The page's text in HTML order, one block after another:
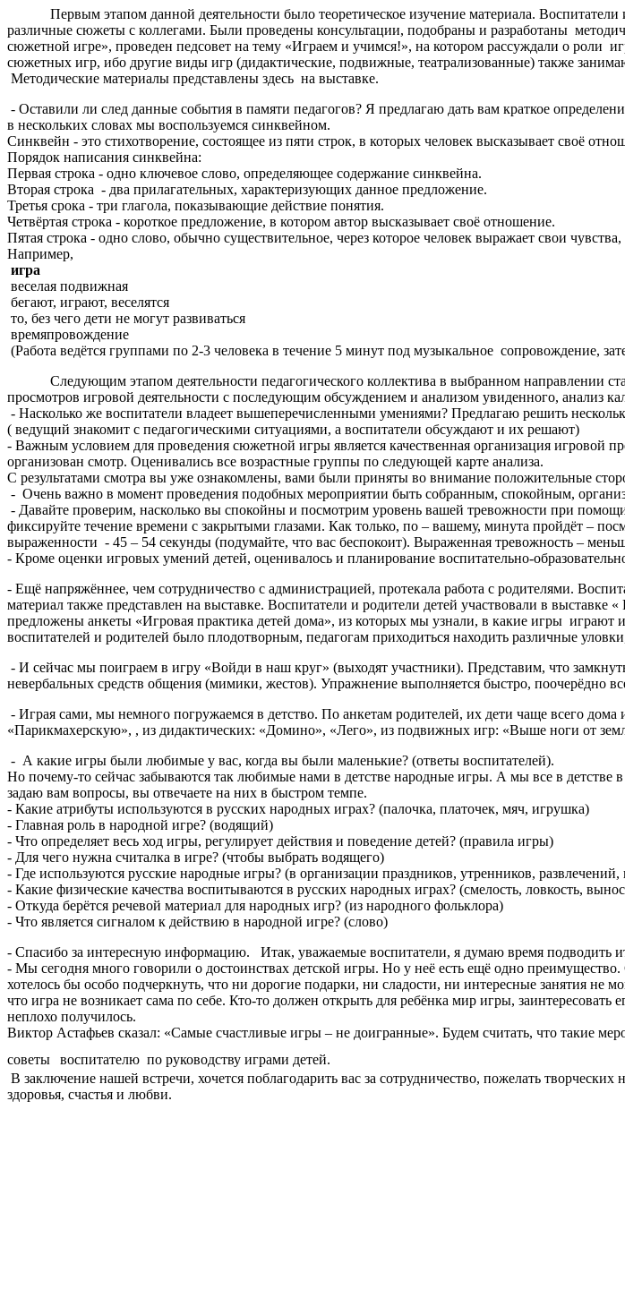
Первым этапом данной деятельности было теоретическое изучение материала. Воспитатели
различные сюжеты с коллегами. Были проведены консультации, подобраны и разработаны
сюжетной игре», проведен педсовет на тему «Играем и учимся!», на котором рассуждали о роли
сюжетных игр, ибо другие виды игр (дидактические, подвижные, театрализованные) также
Методические материалы представлены здесь на выставке.
- Оставили ли след данные события в памяти педагогов? Я предлагаю дать вам краткое
в нескольких словах мы воспользуемся синквейном.
Синквейн - это стихотворение, состоящее из пяти строк, в которых человек высказывает своё
Порядок написания синквейна:
Первая строка - одно ключевое слово, определяющее содержание синквейна.
Вторая строка - два прилагательных, характеризующих данное предложение.
Третья срока - три глагола, показывающие действие понятия.
Четвёртая строка - короткое предложение, в котором автор высказывает своё отношение.
Пятая строка - одно слово, обычно существительное, через которое человек выражает свои
Например,
игра
веселая подвижная
бегают, играют, веселятся
то, без чего дети не могут развиваться
времяпровождение
(Работа ведётся группами по 2-3 человека в течение 5 минут под музыкальное сопровождение,
Следующим этапом деятельности педагогического коллектива в выбранном направлении
просмотров игровой деятельности с последующим обсуждением и анализом увиденного, анализ
- Насколько же воспитатели владеет вышеперечисленными умениями? Предлагаю решить
( ведущий знакомит с педагогическими ситуациями, а воспитатели обсуждают и их решают)
- Важным условием для проведения сюжетной игры является качественная организация игровой
организован смотр. Оценивались все возрастные группы по следующей карте анализа.
С результатами смотра вы уже ознакомлены, вами были приняты во внимание положительные
- Очень важно в момент проведения подобных мероприятии быть собранным, спокойным,
- Давайте проверим, насколько вы спокойны и посмотрим уровень вашей тревожности при
фиксируйте течение времени с закрытыми глазами. Как только, по – вашему, минута пройдёт –
выраженности - 45 – 54 секунды (подумайте, что вас беспокоит). Выраженная тревожность –
- Кроме оценки игровых умений детей, оценивалось и планирование воспитательно-
- Ещё напряжённее, чем сотрудничество с администрацией, протекала работа с родителями.
материал также представлен на выставке. Воспитатели и родители детей участвовали в
предложены анкеты «Игровая практика детей дома», из которых мы узнали, в какие игры играют
воспитателей и родителей было плодотворным, педагогам приходиться находить различные
- И сейчас мы поиграем в игру «Войди в наш круг» (выходят участники). Представим, что
невербальных средств общения (мимики, жестов). Упражнение выполняется быстро, поочерёдно
- Играя сами, мы немного погружаемся в детство. По анкетам родителей, их дети чаще всего
«Парикмахерскую», , из дидактических: «Домино», «Лего», из подвижных игр: «Выше ноги от
- А какие игры были любимые у вас, когда вы были маленькие? (ответы воспитателей).
Но почему-то сейчас забываются так любимые нами в детстве народные игры. А мы все в
задаю вам вопросы, вы отвечаете на них в быстром темпе.
- Какие атрибуты используются в русских народных играх? (палочка, платочек, мяч, игрушка)
- Главная роль в народной игре? (водящий)
- Что определяет весь ход игры, регулирует действия и поведение детей? (правила игры)
- Для чего нужна считалка в игре? (чтобы выбрать водящего)
- Где используются русские народные игры? (в организации праздников, утренников, развлечений,
- Какие физические качества воспитываются в русских народных играх? (смелость, ловкость,
- Откуда берётся речевой материал для народных игр? (из народного фольклора)
- Что является сигналом к действию в народной игре? (слово)
- Спасибо за интересную информацию. Итак, уважаемые воспитатели, я думаю время подводить
- Мы сегодня много говорили о достоинствах детской игры. Но у неё есть ещё одно
хотелось бы особо подчеркнуть, что ни дорогие подарки, ни сладости, ни интересные занятия не
что игра не возникает сама по себе. Кто-то должен открыть для ребёнка мир игры,
неплохо получилось.
Виктор Астафьев сказал: «Самые счастливые игры – не доигранные». Будем считать, что такие
советы
воспитателю по руководству играми детей.
В заключение нашей встречи, хочется поблагодарить вас за сотрудничество, пожелать
здоровья, счастья и любви.